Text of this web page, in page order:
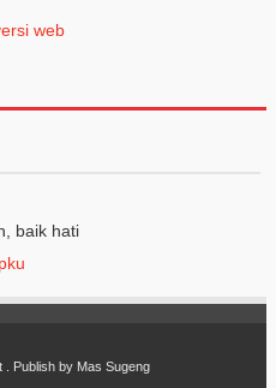
web
baik hati
. Publish by Mas Sugeng